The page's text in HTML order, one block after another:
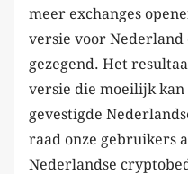
meer exchanges
versie voor
gezegend. Het
versie die moeilijk
gevestigde
raad onze gebruikers
Nederlandse